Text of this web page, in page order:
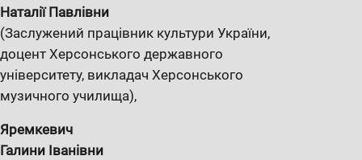
Наталії Павлівни
(Заслужений працівник культури України,
доцент Херсонського державного
університету, викладач Херсонського
музичного училища),
Яремкевич
Галини Іванівни